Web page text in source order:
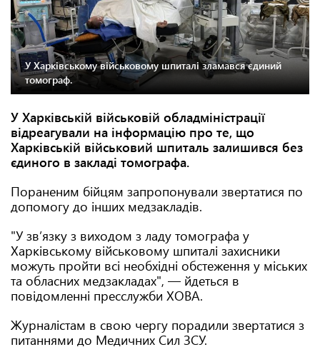
У Харківському військовому шпиталі зламався єдиний
томограф.
У Харківській військовій обладміністрації
відреагували на інформацію про те, що
Харківській військовий шпиталь залишився без
єдиного в закладі томографа.
Пораненим бійцям запропонували звертатися по
допомогу до інших медзакладів.
"У звʼязку з виходом з ладу томографа у
Харківському військовому шпиталі захисники
можуть пройти всі необхідні обстеження у міських
та обласних медзакладах", — йдеться в
повідомленні пресслужби ХОВА.
Журналістам в свою чергу порадили звертатися з
питаннями до Медичних Сил ЗСУ.